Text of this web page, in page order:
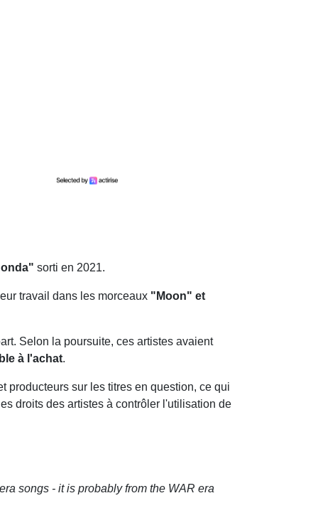
sorti en 2021.
travail dans les morceaux "Moon" et
Selon la poursuite, ces artistes avaient
à l'achat.
producteurs sur les titres en question, ce qui
droits des artistes à contrôler l'utilisation de
songs - it is probably from the WAR era